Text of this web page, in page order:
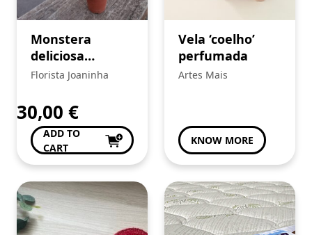
Monstera
deliciosa
variegatta
Florista Joaninha
30,00 €
ADD TO
CART
Vela ‘coelho’
perfumada
Artes Mais
KNOW MORE